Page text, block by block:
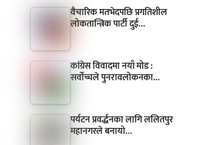
वैचारिक मतभेदपछि प्रगतिशील
लोकतान्त्रिक पार्टी दुई…
कांग्रेस विवादमा नयाँ मोड :
सर्वोच्चले पुनरावलोकनका…
पर्यटन प्रवर्द्धनका लागि ललितपुर
महानगरले बनायो…